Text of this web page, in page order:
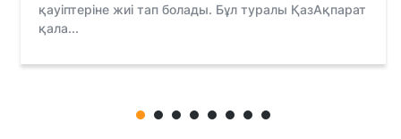
қауіптеріне жиі тап болады. Бұл туралы ҚазАқпарат
қала...